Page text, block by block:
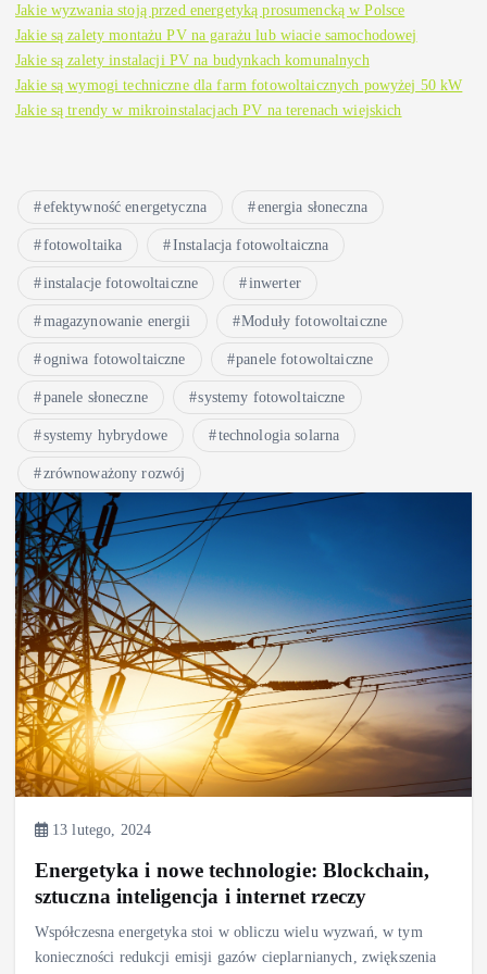
Jakie wyzwania stoją przed energetyką prosumencką w Polsce
Jakie są zalety montażu PV na garażu lub wiacie samochodowej
Jakie są zalety instalacji PV na budynkach komunalnych
Jakie są wymogi techniczne dla farm fotowoltaicznych powyżej 50 kW
Jakie są trendy w mikroinstalacjach PV na terenach wiejskich
efektywność energetyczna energia słoneczna
fotowoltaika Instalacja fotowoltaiczna
instalacje fotowoltaiczne inwerter
magazynowanie energii Moduły fotowoltaiczne
ogniwa fotowoltaiczne panele fotowoltaiczne
panele słoneczne systemy fotowoltaiczne
systemy hybrydowe technologia solarna
zrównoważony rozwój
13 lutego, 2024
Energetyka i nowe technologie: Blockchain,
sztuczna inteligencja i internet rzeczy
Współczesna energetyka stoi w obliczu wielu wyzwań, w tym
konieczności redukcji emisji gazów cieplarnianych, zwiększenia